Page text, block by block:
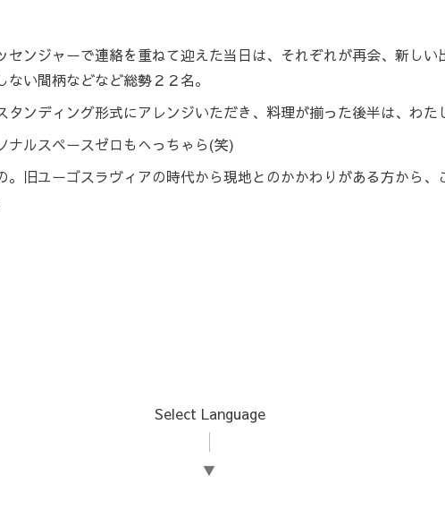
センジャーで連絡を重ねて迎えた当日は、それぞれが再会、新しい
い間柄などなど総勢２２名。
ンディング形式にアレンジいただき、料理が揃った後半は、わた
ナルスペースゼロもへっちゃら(笑)
旧ユーゴスラヴィアの時代から現地とのかかわりがある方から、
Select Language
▼